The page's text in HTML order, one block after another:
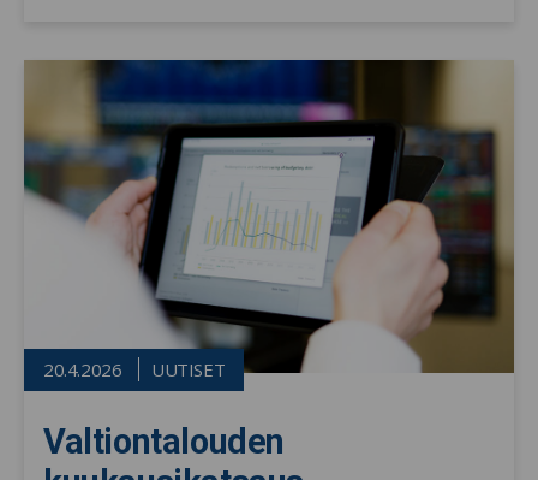
20.4.2026 UUTISET
Valtiontalouden